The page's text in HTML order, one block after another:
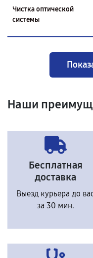
Чистка оптической
системы
Наши
Бесплатная
доставка
Выезд курьера до
за 30 мин.